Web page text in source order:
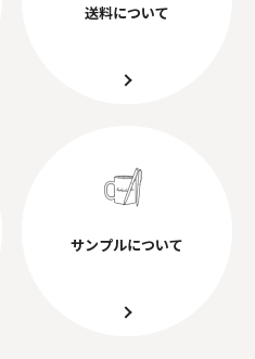
送料について
サンプルについて